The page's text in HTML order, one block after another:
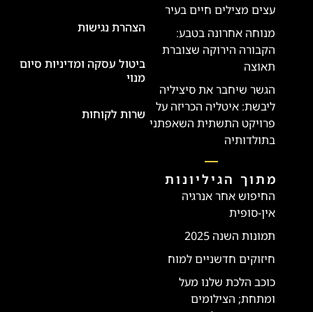
עצים מצילים חיים בעיר
מנוחה אחרונה בטבע:
הקבורה הירוקה שצוברת
תאוצה
הגשר שיחבר את סיציליה
ליבשת: איטליה הכריזה על
פרויקט התשתית השאפתני
בתולדותיה
מתוך הגיליונות
החיפוש אחר אנרגיה
אין-סופית
תמונות השנה 2025
חיזוקים חדשניים למוח
כוכב הלכת שלנו מעל
ומתחת; הצילומים
הצהרת נגישות
ביטול עסקה ומדיניות סיום
מנוי
שרות לקוחות